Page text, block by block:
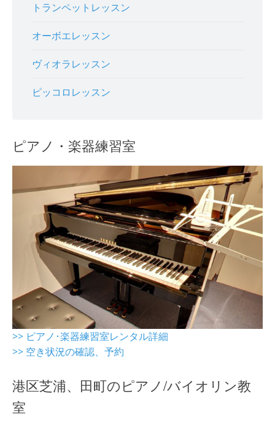
トランペットレッスン
オーボエレッスン
ヴィオラレッスン
ピッコロレッスン
ピアノ・楽器練習室
>> ピアノ･楽器練習室レンタル詳細
>> 空き状況の確認、予約
港区芝浦、田町のピアノ/バイオリン教
室